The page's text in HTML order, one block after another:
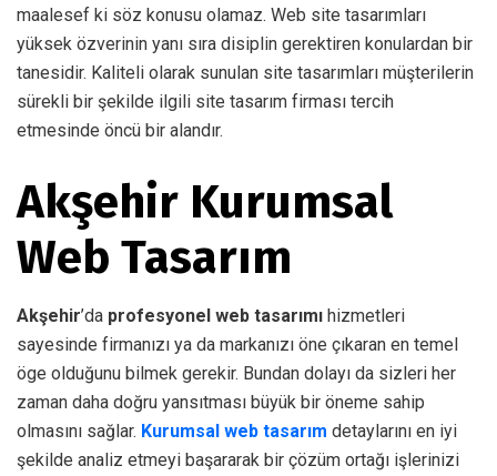
maalesef ki söz konusu olamaz. Web site tasarımları
yüksek özverinin yanı sıra disiplin gerektiren konulardan bir
tanesidir. Kaliteli olarak sunulan site tasarımları müşterilerin
sürekli bir şekilde ilgili site tasarım firması tercih
etmesinde öncü bir alandır.
Akşehir Kurumsal
Web Tasarım
Akşehir’da profesyonel web tasarımı hizmetleri
sayesinde firmanızı ya da markanızı öne çıkaran en temel
öge olduğunu bilmek gerekir. Bundan dolayı da sizleri her
zaman daha doğru yansıtması büyük bir öneme sahip
olmasını sağlar. Kurumsal web tasarım detaylarını en iyi
şekilde analiz etmeyi başararak bir çözüm ortağı işlerinizi